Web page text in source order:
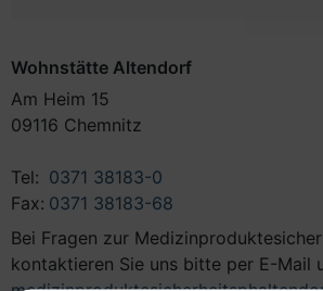
Wohnstätte Altendorf
Am Heim 15
09116 Chemnitz
Tel: 0371 38183-0
Fax: 0371 38183-68
Bei Fragen zur
kontaktieren Sie uns bitte per E-Mail